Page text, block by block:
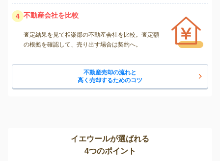
4 不動産会社を比較
査定結果を見て相楽郡の不動産会社を比較。査定額
の根拠を確認して、売り出す場合は契約へ。
不動産売却の流れと
高く売却するためのコツ
イエウールが選ばれる
4つのポイント